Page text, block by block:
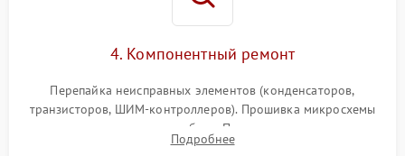
4. Компонентный ремонт
Перепайка неисправных элементов (конденсаторов,
транзисторов, ШИМ-контроллеров). Прошивка микросхемы
памяти при программных сбоях. При поломке подсветки —
разборка матрицы и замена выгоревших светодиодов.
Подробнее